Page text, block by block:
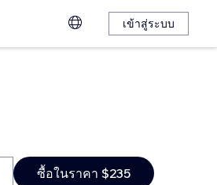
เข้าสู่ระบบ
ซื้อในราคา $235